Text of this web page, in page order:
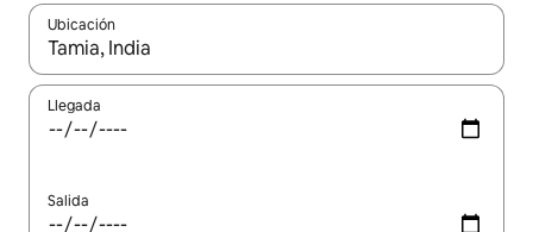
Ubicación
Cuando los resultados estén disponibles, podrás navegar
Llegada
Salida